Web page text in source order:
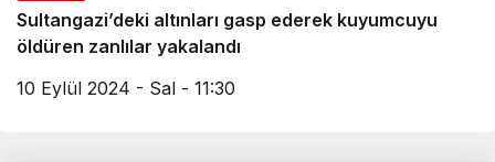
Sultangazi’deki altınları gasp ederek kuyumcuyu
öldüren zanlılar yakalandı
10 Eylül 2024 - Sal - 11:30